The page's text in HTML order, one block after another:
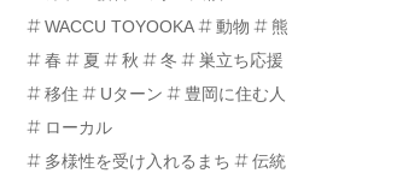
WACCU TOYOOKA
動物
熊
春
夏 秋 冬
巣立ち応援
移住
Uターン
豊岡に住む人
ローカル
多様性を受け入れるまち
伝統